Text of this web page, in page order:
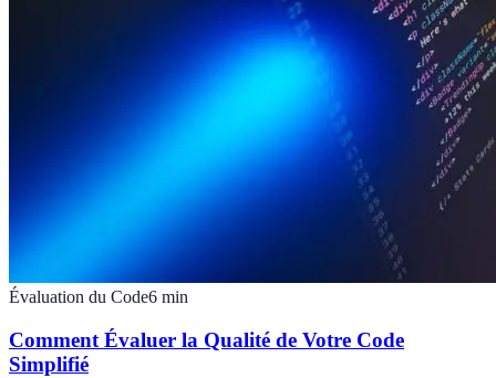
Évaluation du Code6 min
Comment Évaluer la Qualité de Votre Code
Simplifié